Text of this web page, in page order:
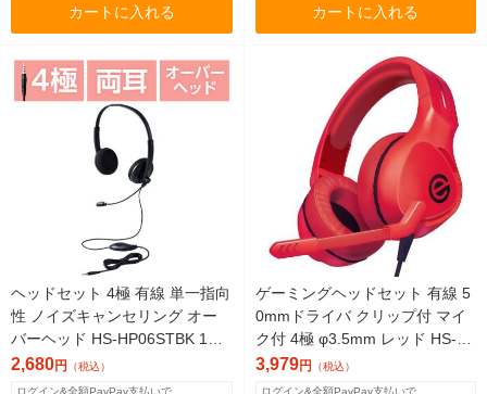
カートに入れる カートに入れる
ヘッドセット 4極 有線 単一指向
性 ノイズキャンセリング オー
バーヘッド HS-HP06STBK 1個
エレコム
2,680円 （税込）
ゲーミングヘッドセット 有線 5
0mmドライバ クリップ付 マイ
ク付 4極 φ3.5mm レッド HS-G
01RD エレコム 1個
3,979円 （税込）